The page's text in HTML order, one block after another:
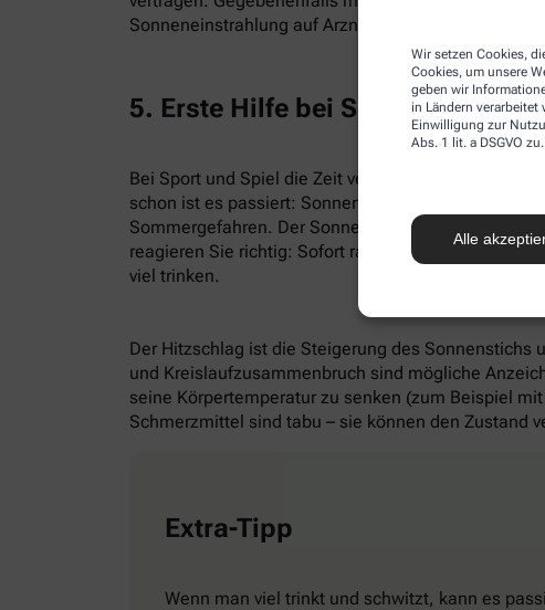
Wir setzen Cookies,
Cookies, um unsere
geben wir
in Ländern verarbeitet
Einwilligung zur
Abs. 1 lit. a DSGVO
Alle
Sonneneinstrahlung auf Arzneien und legen Sie sie
5. Erste Hilfe bei Sonnenstich
Bei Sport und Spiel die Zeit vergessen, in der
schon ist es passiert: Sonnenstich oder
Sommergefahren. Der Sonnenstich hat meist
reagieren Sie richtig: Sofort raus aus der Sonne und
viel trinken.
Der Hitzschlag ist die Steigerung des
und Kreislaufzusammenbruch sind mögliche
seine Körpertemperatur zu senken (zum Beispiel
Schmerzmittel sind tabu – sie können den Zustand
Extra-Tipp
Wenn man viel trinkt und schwitzt, kann es